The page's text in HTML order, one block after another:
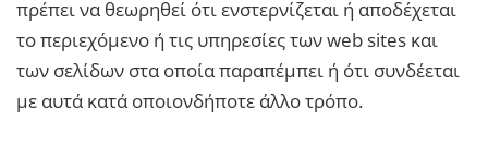
πρέπει να θεωρηθεί ότι ενστερνίζεται ή αποδέχεται
το περιεχόμενο ή τις υπηρεσίες των web sites και
των σελίδων στα οποία παραπέμπει ή ότι συνδέεται
με αυτά κατά οποιονδήποτε άλλο τρόπο.